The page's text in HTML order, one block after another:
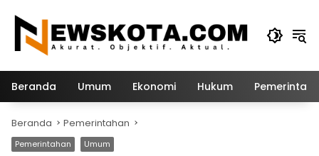
konten
Beranda Umum Ekonomi Hukum
Beranda Pemerintahan
Pemerintahan Umum